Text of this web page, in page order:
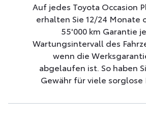
Auf jedes Toyota Occasion
erhalten Sie 12/24 Monate
55'000 km Garantie
Wartungsintervall des
wenn die
abgelaufen ist. So haben
Gewähr für viele